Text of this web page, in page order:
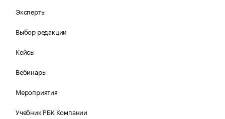
Эксперты
Выбор редакции
Кейсы
Вебинары
Мероприятия
Учебник РБК Компании